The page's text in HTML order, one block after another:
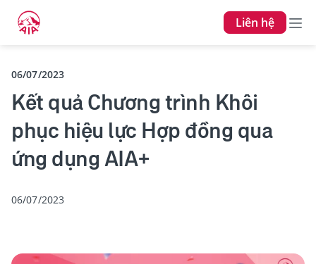
Liên hệ
06/07/2023
Kết quả Chương trình Khôi
phục hiệu lực Hợp đồng qua
ứng dụng AIA+
06/07/2023